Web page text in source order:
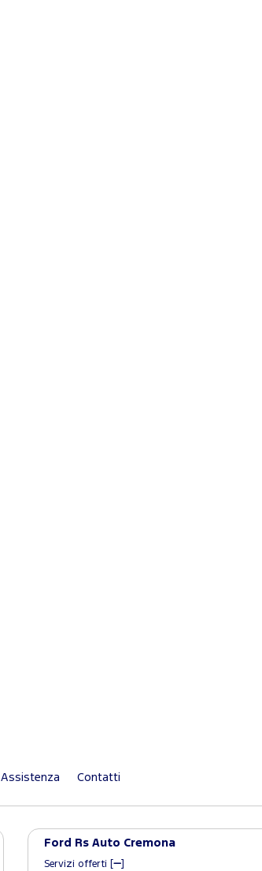
Assistenza Contatti
Ford Rs Auto Cremona
Servizi offerti [